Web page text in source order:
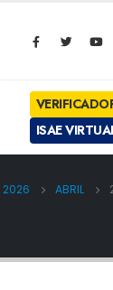
ISAE
2026 ABRIL